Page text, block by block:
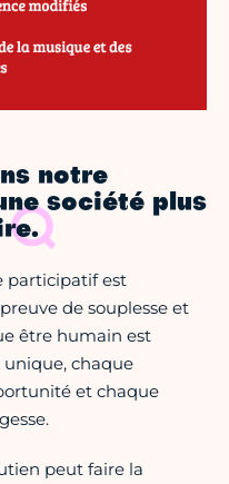
notre
société plus
participatif est
de souplesse et
être humain est
unique, chaque
et chaque
peut faire la